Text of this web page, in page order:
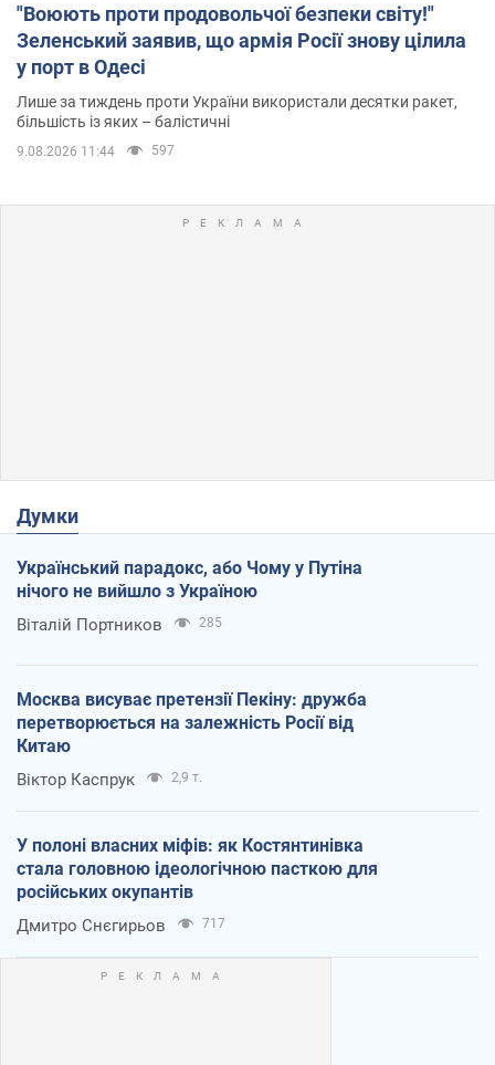
"Воюють проти продовольчої безпеки світу!"
Зеленський заявив, що армія Росії знову цілила
у порт в Одесі
Лише за тиждень проти України використали десятки ракет,
більшість із яких – балістичні
9.08.2026 11:44 597
Думки
Український парадокс, або Чому у Путіна
нічого не вийшло з Україною
Віталій Портников 285
Москва висуває претензії Пекіну: дружба
перетворюється на залежність Росії від
Китаю
Віктор Каспрук 2,9 т.
У полоні власних міфів: як Костянтинівка
стала головною ідеологічною пасткою для
російських окупантів
Дмитро Снєгирьов 717